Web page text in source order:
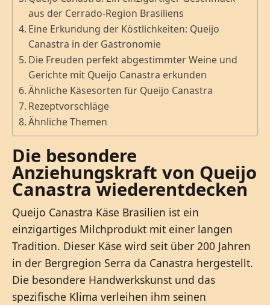
aus der Cerrado-Region Brasiliens
Eine Erkundung der Köstlichkeiten: Queijo
Canastra in der Gastronomie
Die Freuden perfekt abgestimmter Weine und
Gerichte mit Queijo Canastra erkunden
Ähnliche Käsesorten für Queijo Canastra
Rezeptvorschläge
Ähnliche Themen
Die besondere
Anziehungskraft von Queijo
Canastra wiederentdecken
Queijo Canastra Käse Brasilien ist ein
einzigartiges Milchprodukt mit einer langen
Tradition. Dieser Käse wird seit über 200 Jahren
in der Bergregion Serra da Canastra hergestellt.
Die besondere Handwerkskunst und das
spezifische Klima verleihen ihm seinen